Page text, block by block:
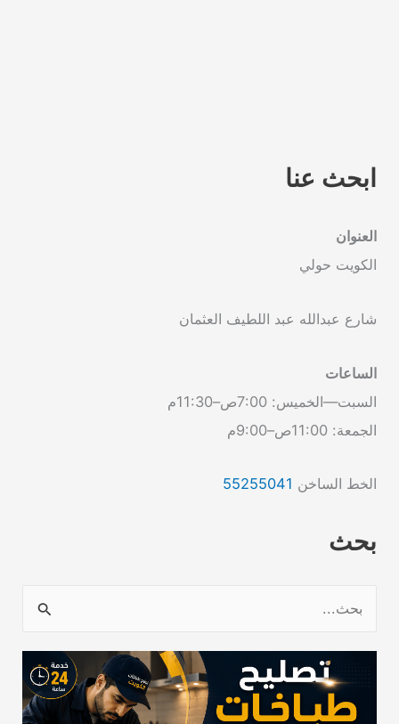
ابحث عنا
العنوان
الكويت حولي
شارع عبدالله عبد اللطيف العثمان
الساعات
السبت—الخميس: 7:00ص–11:30م
الجمعة: 11:00ص–9:00م
الخط الساخن 55255041
بحث